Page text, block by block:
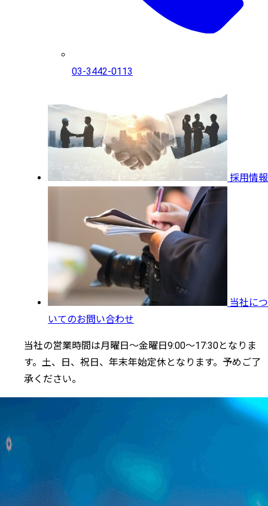
03-3442-0113
採用情報
当社につ
いてのお問い合わせ
当社の営業時間は月曜日～金曜日9:00～17:30となりま
す。土、日、祝日、年末年始定休となります。予めご了
承ください。